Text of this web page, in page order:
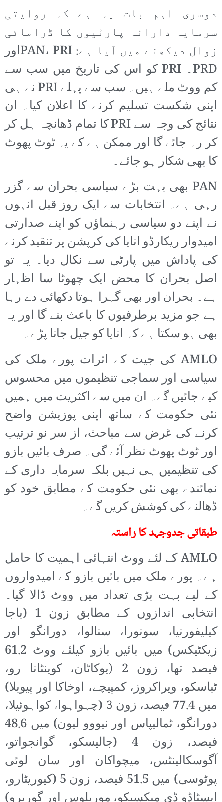
دوسری اہم بات یہ ہے کہ روایتی
سرمایہ دارانہ پارٹیوں کا ڈرامائی
زوال دیکھنے میں آیا ہے: PAN، PRIاور
PRD۔ PRI کو اس کی تاریخ میں سب سے
کم ووٹ ملے ہیں۔ سب سے پہلے PRI نے ہی
اپنی شکست تسلیم کرنے کا اعلان کیا۔ ان
نتائج کی وجہ سے PRI کا تمام ڈھانچہ ہل کر
کر رہ جائے گا اور ممکن ہے کے یہ ٹوٹ پھوٹ
کا بھی شکار ہو جائے۔
PAN بھی بہت بڑے سیاسی بحران سے گزر
رہی ہے۔ انتخابات سے ایک روز قبل انہوں
نے اپنے دو سیاسی رہنماؤں کو اپنے صدارتی
امیدوار ریکارڈو انایا کی کرپشن پر تنقید کرنے
کی پاداش میں پارٹی سے نکال دیا۔ یہ تو
اصل بحران کا محض ایک چھوٹا سا اظہار
ہے۔ بحران اور بھی گہرا ہوتا دکھائی دے رہا
ہے جو مزید برطرفیوں کا باعث بنے گا اور یہ
بھی ہو سکتا ہے کہ انایا کو جیل جانا پڑے۔
AMLO کی جیت کے اثرات پورے ملک کی
سیاسی اور سماجی تنظیموں میں محسوس
کیے جائیں گے۔ ان میں سے اکثریت میں ہمیں
نئی حکومت کے ساتھ اپنی پوزیشن واضح
کرنے کی غرض سے مباحث، از سر نو ترتیب
اور ٹوٹ پھوٹ نظر آئے گی۔ صرف بائیں بازو
کی تنظیمیں ہی نہیں بلکہ سرمایہ داری کے
نمائندے بھی نئی حکومت کے مطابق خود کو
ڈھالنے کی کوشش کریں گے۔
طبقاتی جدوجہد کا راستہ
AMLO کے لئے ووٹ انتہائی اہمیت کا حامل
ہے۔ پورے ملک میں بائیں بازو کے امیدواروں
کے لیے بہت بڑی تعداد میں ووٹ ڈالا گیا۔
انتخابی اندازوں کے مطابق زون 1 (باجا
کیلیفورنیا، سونورا، سنالوا، دورانگو اور
زیکٹیکس) میں بائیں بازو کیلئے ووٹ 61.2
فیصد تھا، زون 2 (یوکاٹان، کوینٹانا رو،
ٹباسکو، ویراکروز، کمپیچے، اوخاکا اور پیوبلا)
میں 77.4 فیصد، زون 3 (چہواہوا، کواہوئیلا،
دورانگو، ٹمالیپاس اور نیووو لیون) میں 48.6
فیصد، زون 4 (جالیسکو، گوانجواتو،
آگوسکالینٹس، میچواکان اور سان لوئی
پوٹوسی) میں 51.5 فیصد، زون 5 (کیوریٹارو،